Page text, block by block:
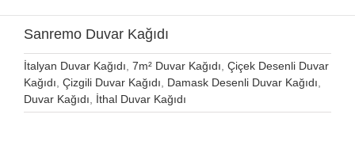
Sanremo Duvar Kağıdı
İtalyan Duvar Kağıdı 7m² Duvar Kağıdı Çiçek Desenli Duvar
Kağıdı Çizgili Duvar Kağıdı Damask Desenli Duvar Kağıdı
Duvar Kağıdı
İthal Duvar Kağıdı